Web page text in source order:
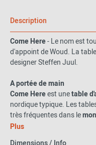
Description
Come Here- Le nom est
d'appoint de Woud. La
designer Steffen Juul.
A portée de main
Come Hereest unetable
nordique typique. Les
très fréquentes dans le
Mais toutes les tables ne
Plus